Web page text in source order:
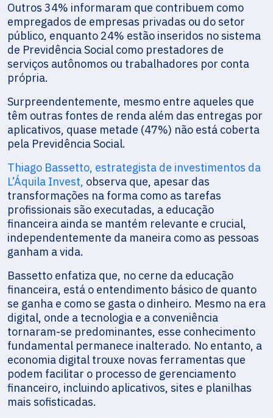
Outros 34% informaram que contribuem como
empregados de empresas privadas ou do setor
público, enquanto 24% estão inseridos no sistema
de Previdência Social como prestadores de
serviços autônomos ou trabalhadores por conta
própria.
Surpreendentemente, mesmo entre aqueles que
têm outras fontes de renda além das entregas por
aplicativos, quase metade (47%) não está coberta
pela Previdência Social.
Thiago Bassetto, estrategista de investimentos da
L’Áquila Invest, observa que, apesar das
transformações na forma como as tarefas
profissionais são executadas, a educação
financeira ainda se mantém relevante e crucial,
independentemente da maneira como as pessoas
ganham a vida.
Bassetto enfatiza que, no cerne da educação
financeira, está o entendimento básico de quanto
se ganha e como se gasta o dinheiro. Mesmo na era
digital, onde a tecnologia e a conveniência
tornaram-se predominantes, esse conhecimento
fundamental permanece inalterado. No entanto, a
economia digital trouxe novas ferramentas que
podem facilitar o processo de gerenciamento
financeiro, incluindo aplicativos, sites e planilhas
mais sofisticadas.